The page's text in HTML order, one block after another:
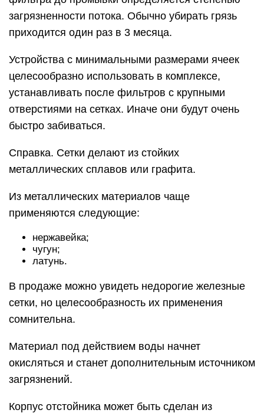
загрязненности потока. Обычно убирать грязь
приходится один раз в 3 месяца.
Устройства с минимальными размерами ячеек
целесообразно использовать в комплексе,
устанавливать после фильтров с крупными
отверстиями на сетках. Иначе они будут очень
быстро забиваться.
Справка. Сетки делают из стойких
металлических сплавов или графита.
Из металлических материалов чаще
применяются следующие:
нержавейка;
чугун;
латунь.
В продаже можно увидеть недорогие железные
сетки, но целесообразность их применения
сомнительна.
Материал под действием воды начнет
окисляться и станет дополнительным источником
загрязнений.
Корпус отстойника может быть сделан из